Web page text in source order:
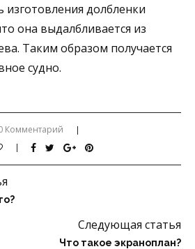
изготовления долбленки
она выдалбливается из
Таким образом получается
судно.
Комментарий
Следующая статья
Что такое экраноплан?